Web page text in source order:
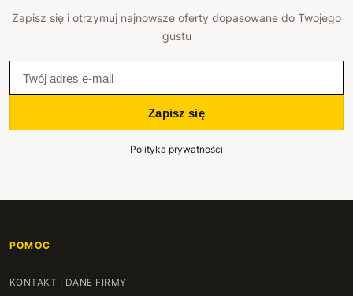
Zapisz się i otrzymuj najnowsze oferty dopasowane do Twojego
gustu
Zapisz się
Polityka prywatności
POMOC
KONTAKT I DANE FIRMY